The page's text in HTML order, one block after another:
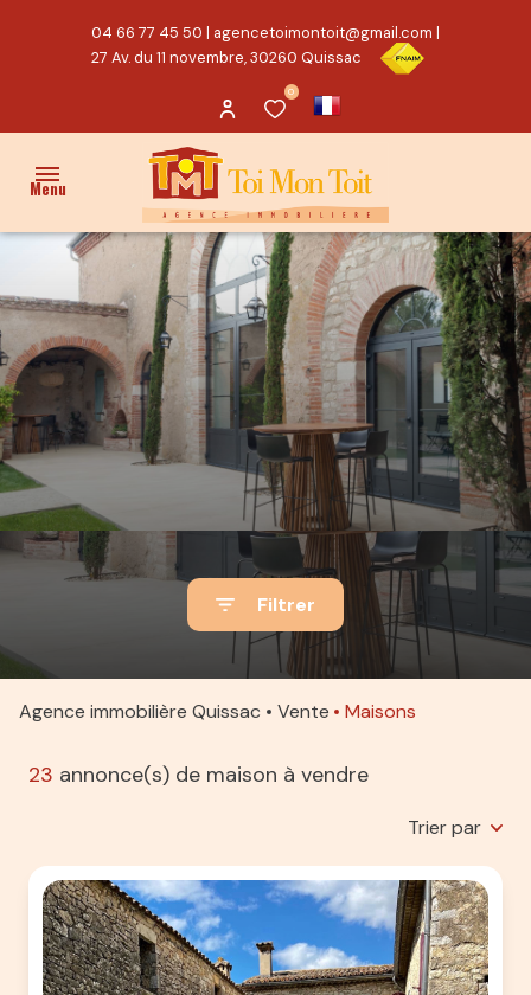
04 66 77 45 50 | agencetoimontoit@gmail.com |
27 Av. du 11 novembre, 30260 Quissac
0
Menu
ACCUEIL
VENTES
PROPRIÉTÉ/CHARME
MAISON
TERRAIN
ACTUALITÉS
E-MAIL
ESTIMATION
CONTACT
Filtrer
Agence immobilière Quissac Vente Maisons
23 annonce(s) de maison à vendre
Trier par